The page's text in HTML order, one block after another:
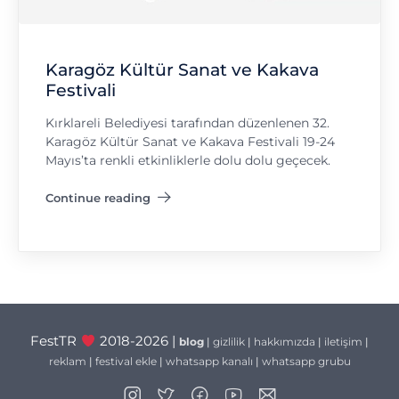
Karagöz Kültür Sanat ve Kakava
Festivali
Kırklareli Belediyesi tarafından düzenlenen 32.
Karagöz Kültür Sanat ve Kakava Festivali 19-24
Mayıs’ta renkli etkinliklerle dolu dolu geçecek.
Continue reading
"Karagöz Kültür Sanat ve Kakava Festivali"
FestTR 2018-2026 | blog| gizlilik| hakkımızda | iletişim |
reklam | festival ekle| whatsapp kanalı | whatsapp grubu